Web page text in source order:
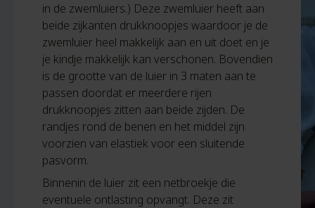
in de zwemluiers.) Deze zwemluier heeft aan
beide zijkanten drukknoopjes waardoor je de
zwemluier heel makkelijk aan en uit doet en je
je kindje makkelijk kan verschonen. Bovendien
is de grootte van de luier in 3 maten aan te
passen doordat er meerdere rijen
drukknoopjes zitten aan beide zijden. De
randjes rond de benen en het middel zijn
voorzien van elastiek voor een sluitende
pasvorm.
Binnenin de luier zit een netbroekje die
eventuele ontlasting opvangt. Deze zit